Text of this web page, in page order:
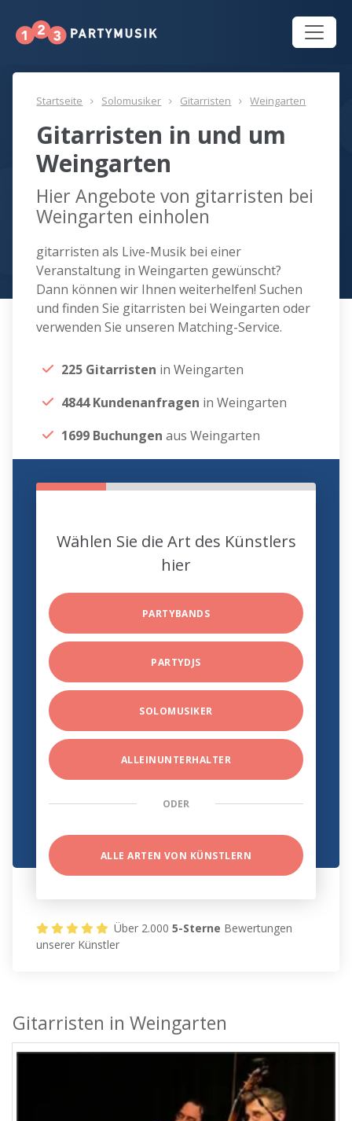
Startseite Solomusiker Gitarristen Weingarten
Gitarristen in und um
Weingarten
Hier Angebote von gitarristen bei
Weingarten einholen
gitarristen als Live-Musik bei einer
Veranstaltung in Weingarten gewünscht?
Dann können wir Ihnen weiterhelfen! Suchen
und finden Sie gitarristen bei Weingarten oder
verwenden Sie unseren Matching-Service.
225 Gitarristen in Weingarten
4844 Kundenanfragen in Weingarten
1699 Buchungen aus Weingarten
Wählen Sie die Art des Künstlers
hier
PARTYBANDS
PARTYDJS
SOLOMUSIKER
ALLEINUNTERHALTER
ODER
ALLE ARTEN VON KÜNSTLERN
Über 2.0005-Sterne Bewertungen
unserer Künstler
Gitarristen in Weingarten